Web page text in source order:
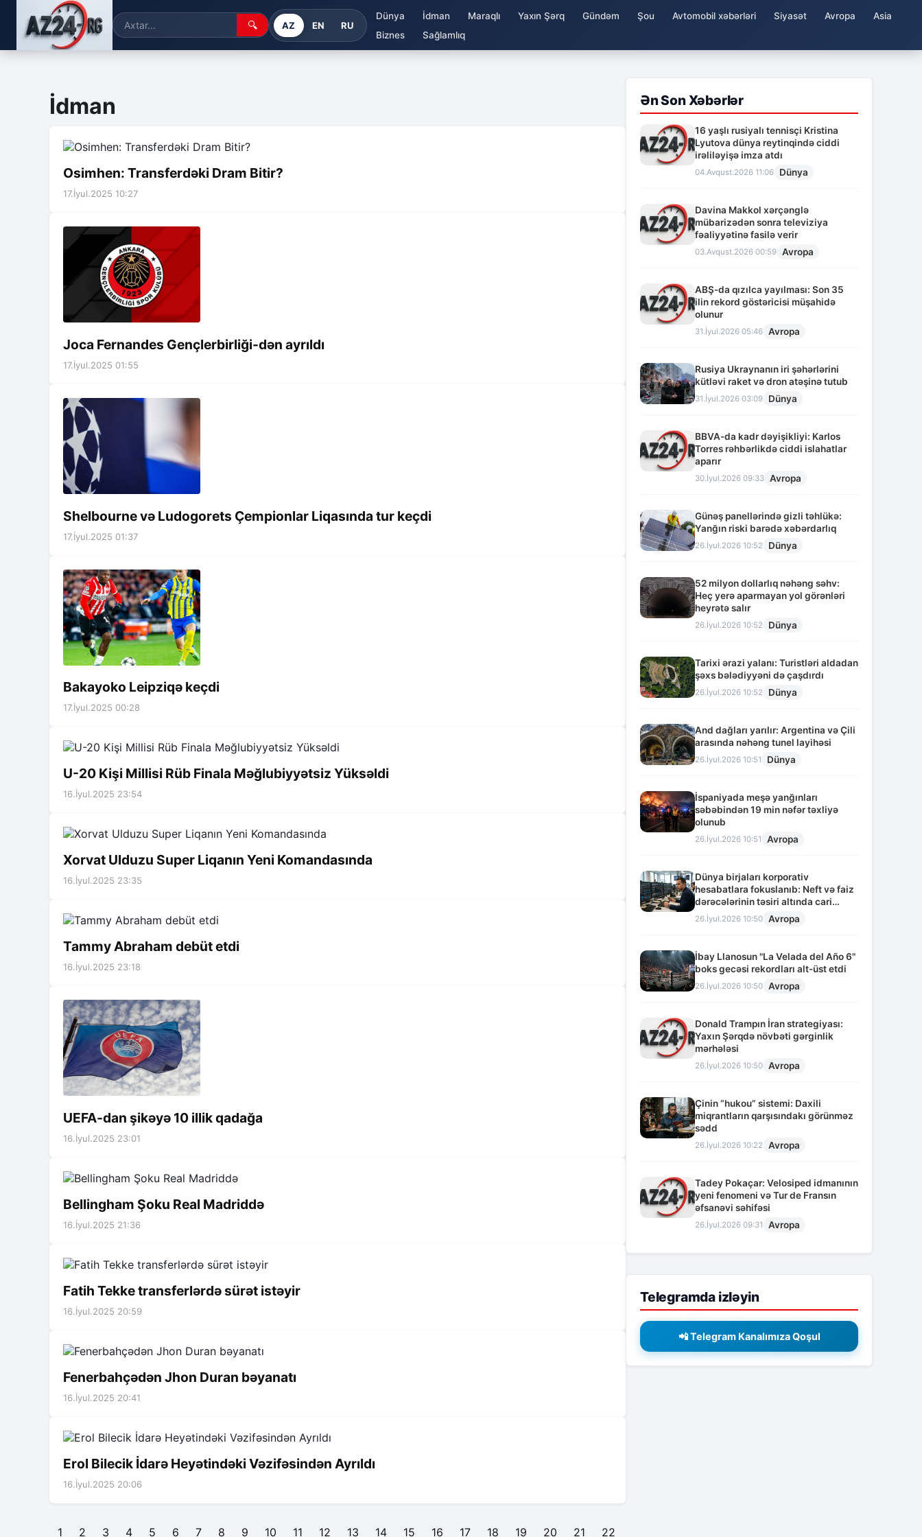
🔍 AZ EN RU
Dünya İdman Maraqlı Yaxın Şərq Gündəm Şou Avtomobil xəbərləri Siyasət Avropa
Asia
Biznes
Sağlamlıq
İdman
Osimhen: Transferdəki Dram Bitir?
17.İyul.2025 10:27
Joca Fernandes Gençlerbirliği-dən ayrıldı
17.İyul.2025 01:55
Shelbourne və Ludogorets Çempionlar Liqasında tur keçdi
17.İyul.2025 01:37
Bakayoko Leipziqə keçdi
17.İyul.2025 00:28
U-20 Kişi Millisi Rüb Finala Məğlubiyyətsiz Yüksəldi
16.İyul.2025 23:54
Xorvat Ulduzu Super Liqanın Yeni Komandasında
16.İyul.2025 23:35
Tammy Abraham debüt etdi
16.İyul.2025 23:18
UEFA-dan şikəyə 10 illik qadağa
16.İyul.2025 23:01
Bellingham Şoku Real Madriddə
16.İyul.2025 21:36
Fatih Tekke transferlərdə sürət istəyir
16.İyul.2025 20:59
Fenerbahçədən Jhon Duran bəyanatı
16.İyul.2025 20:41
Erol Bilecik İdarə Heyətindəki Vəzifəsindən Ayrıldı
16.İyul.2025 20:06
1 2 3 4 5 6 7 8 9 10 11 12 13 14 15 16 17 18 19 20 21 22
Ən Son Xəbərlər
16 yaşlı rusiyalı tennisçi Kristina
Lyutova dünya reytinqində ciddi
irəliləyişə imza atdı
04.Avqust.2026 11:06 Dünya
Davina Makkol xərçənglə
mübarizədən sonra televiziya
fəaliyyətinə fasilə verir
03.Avqust.2026 00:59 Avropa
ABŞ-da qızılca yayılması: Son 35
ilin rekord göstəricisi müşahidə
olunur
31.İyul.2026 05:46 Avropa
Rusiya Ukraynanın iri şəhərlərini
kütləvi raket və dron atəşinə tutub
31.İyul.2026 03:09 Dünya
BBVA-da kadr dəyişikliyi: Karlos
Torres rəhbərlikdə ciddi islahatlar
aparır
30.İyul.2026 09:33 Avropa
Günəş panellərində gizli təhlükə:
Yanğın riski barədə xəbərdarlıq
26.İyul.2026 10:52 Dünya
52 milyon dollarlıq nəhəng səhv:
Heç yerə aparmayan yol görənləri
heyrətə salır
26.İyul.2026 10:52 Dünya
Tarixi ərazi yalanı: Turistləri aldadan
şəxs bələdiyyəni də çaşdırdı
26.İyul.2026 10:52 Dünya
And dağları yarılır: Argentina və Çili
arasında nəhəng tunel layihəsi
26.İyul.2026 10:51 Dünya
İspaniyada meşə yanğınları
səbəbindən 19 min nəfər təxliyə
olunub
26.İyul.2026 10:51 Avropa
Dünya birjaları korporativ
hesabatlara fokuslanıb: Neft və faiz
dərəcələrinin təsiri altında cari
vəziyyət
26.İyul.2026 10:50 Avropa
İbay Llanosun "La Velada del Año 6"
boks gecəsi rekordları alt-üst etdi
26.İyul.2026 10:50 Avropa
Donald Trampın İran strategiyası:
Yaxın Şərqdə növbəti gərginlik
mərhələsi
26.İyul.2026 10:50 Avropa
Çinin “hukou” sistemi: Daxili
miqrantların qarşısındakı görünməz
sədd
26.İyul.2026 10:22 Avropa
Tadey Pokaçar: Velosiped idmanının
yeni fenomeni və Tur de Fransın
əfsanəvi səhifəsi
26.İyul.2026 09:31 Avropa
Telegramda izləyin
📲 Telegram Kanalımıza Qoşul